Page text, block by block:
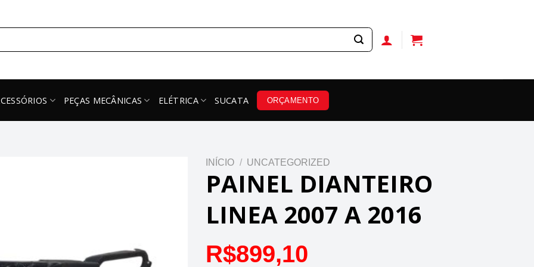
PEÇAS MECÂNICAS ELÉTRICA SUCATA ORÇAMENTO
INÍCIO / UNCATEGORIZED
PAINEL DIANTEIRO
LINEA 2007 A 2016
R$899,10